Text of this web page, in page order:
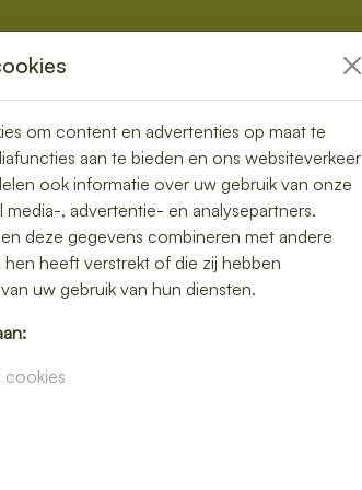
in
in Heibloem
broodjes tot
kantoor.
Bestellen is snel en
om content en advertenties op maat te
aan te bieden en ons websiteverkeer
ook informatie over uw gebruik van onze
media-, advertentie- en analysepartners.
deze gegevens combineren met andere
hen heeft verstrekt of die zij hebben
uw gebruik van hun diensten.
cookies